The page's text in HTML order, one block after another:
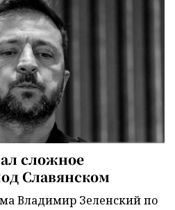
сложное
Славянском
Владимир Зеленский по